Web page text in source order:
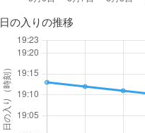
日の入りの推移